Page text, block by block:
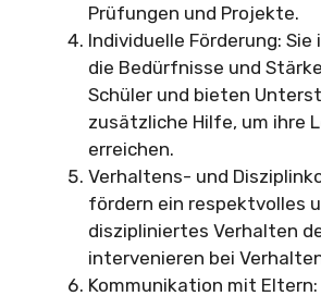
Prüfungen und Projekte.
Individuelle Förderung:
die Bedürfnisse und
Schüler und bieten
zusätzliche Hilfe, um ihre
erreichen.
Verhaltens- und
fördern ein respektvolles
diszipliniertes Verhalten
intervenieren bei
Kommunikation mit